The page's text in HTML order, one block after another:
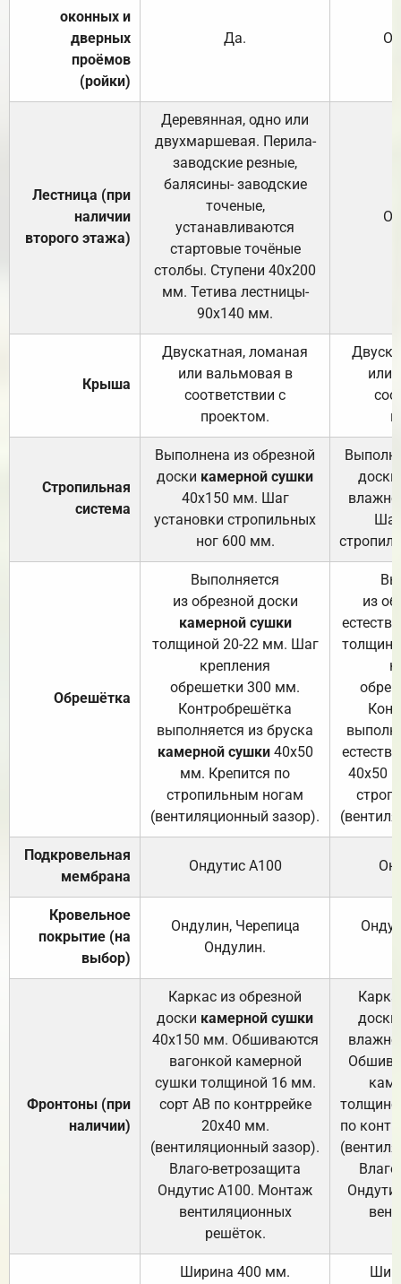
оконных и
дверных
проёмов
(ройки)
Да.
Лестница (при
наличии
второго этажа)
Деревянная, одно или
двухмаршевая. Перила-
заводские резные,
балясины- заводские
точеные,
устанавливаются
стартовые точёные
столбы. Ступени 40х200
мм. Тетива лестницы-
90х140 мм.
Крыша
Двускатная, ломаная
или вальмовая в
соответствии с
проектом.
или
Стропильная
система
Выполнена из обрезной
доски камерной сушки
40х150 мм. Шаг
установки стропильных
ног 600 мм.
доски
Обрешётка
Выполняется
из обрезной доски
камерной сушки
толщиной 20-22 мм. Шаг
крепления
обрешетки 300 мм.
Контробрешётка
выполняется из бруска
камерной сушки40х50
мм. Крепится по
стропильным ногам
(вентиляционный зазор).
из
40х50
Подкровельная
мембрана
Ондутис А100
Кровельное
покрытие (на
выбор)
Ондулин, Черепица
Ондулин.
Фронтоны (при
наличии)
Каркас из обрезной
доски камерной сушки
40х150 мм. Обшиваются
вагонкой камерной
сушки толщиной 16 мм.
сорт АВ по контррейке
20х40 мм.
(вентиляционный зазор).
Влаго-ветрозащита
Ондутис А100. Монтаж
вентиляционных
решёток.
доски
по
Ширина 400 мм.